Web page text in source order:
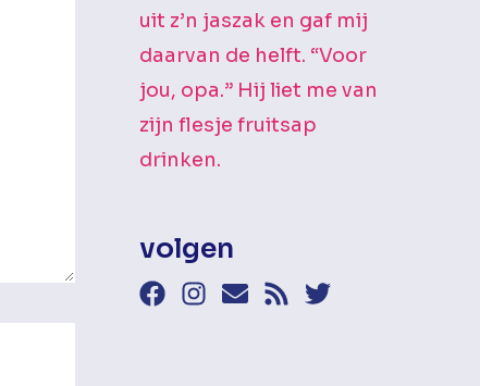
uit z’n jaszak en gaf mij
daarvan de helft. “Voor
jou, opa.” Hij liet me van
zijn flesje fruitsap
drinken.
volgen